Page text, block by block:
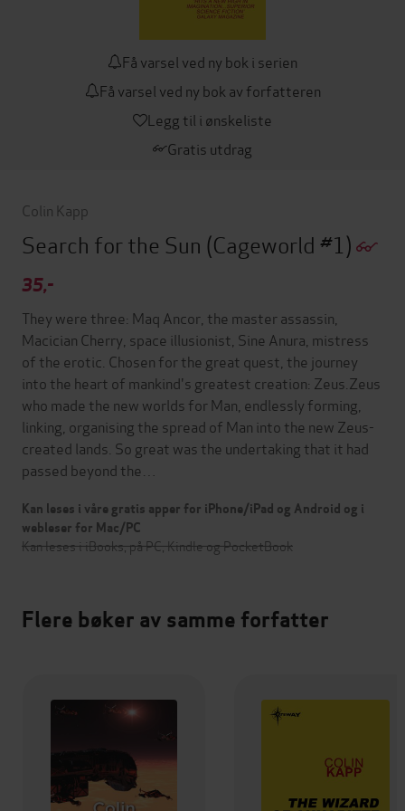
Få varsel ved ny bok i serien
Få varsel ved ny bok av forfatteren
Legg til i ønskeliste
Gratis utdrag
Colin Kapp
Search for the Sun (Cageworld #1)
35,-
They were three: Maq Ancor, the master assassin,
Macician Cherry, space illusionist, Sine Anura, mistress
of the erotic. Chosen for the great quest, the journey
into the heart of mankind's greatest creation: Zeus.Zeus
who made the new worlds for Man, endlessly forming,
linking, organising the spread of Man into the new Zeus-
created lands. So great was the undertaking that it had
passed beyond the…
Kan leses i våre gratis apper for iPhone/iPad og Android og i
webleser for Mac/PC
Kan leses i iBooks, på PC, Kindle og PocketBook
Flere bøker av samme forfatter